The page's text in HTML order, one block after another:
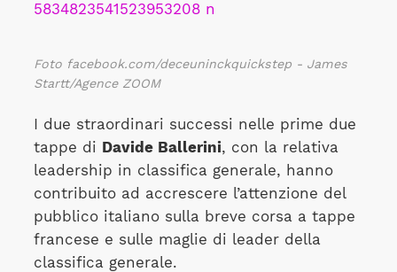
Foto facebook.com/deceuninckquickstep - James
Startt/Agence ZOOM
I due straordinari successi nelle prime due
tappe di Davide Ballerini, con la relativa
leadership in classifica generale, hanno
contribuito ad accrescere l’attenzione del
pubblico italiano sulla breve corsa a tappe
francese e sulle maglie di leader della
classifica generale.